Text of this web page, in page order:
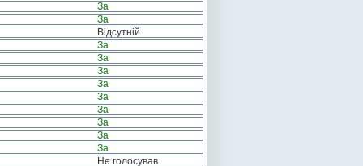
За
За
Відсутній
За
За
За
За
За
За
За
За
За
Не голосував